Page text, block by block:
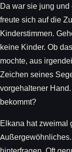
Da war sie jung
freute sich auf die
Kinderstimmen.
keine Kinder. Ob
mochte, aus
Zeichen seines
vorgehaltener
bekommt?
Elkana hat zweimal